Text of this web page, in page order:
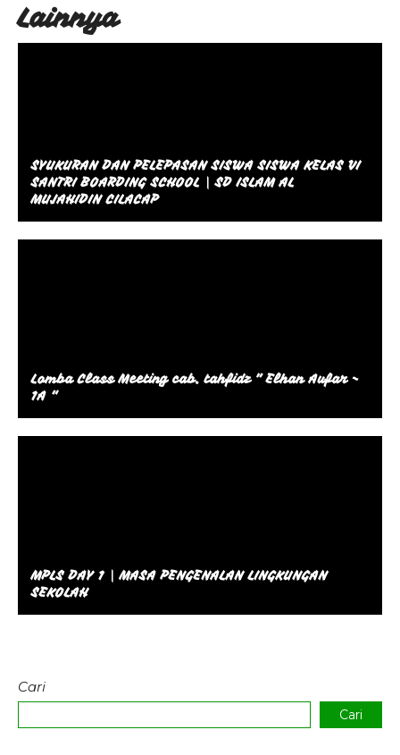
Lainnya
SYUKURAN DAN PELEPASAN SISWA SISWA KELAS VI
SANTRI BOARDING SCHOOL | SD ISLAM AL
MUJAHIDIN CILACAP
Lomba Class Meeting cab. tahfidz ” Elhan Aufar ~
1A “
MPLS DAY 1 | MASA PENGENALAN LINGKUNGAN
SEKOLAH
Cari
Cari